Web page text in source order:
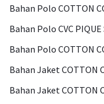
Bahan Polo COTTON
Bahan Polo CVC PIQUE
Bahan Polo COTTON
Bahan Jaket COTTON
Bahan Jaket COTTON